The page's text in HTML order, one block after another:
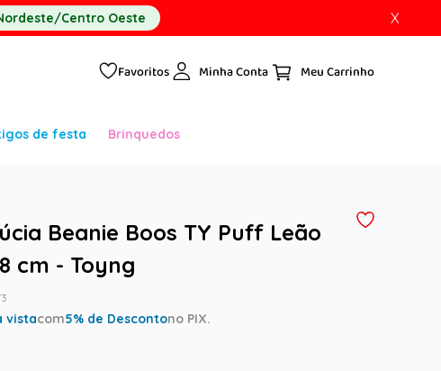
Centro Oeste X
Favoritos Minha Conta
de festa Brinquedos
Beanie Boos TY Puff Leão
cm - Toyng
vistacom5% de Descontono PIX.